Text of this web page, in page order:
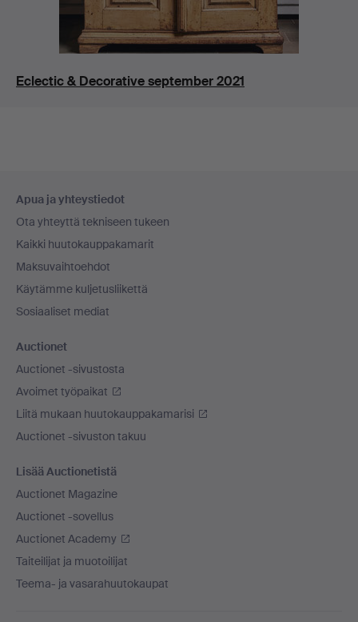
Eclectic & Decorative september 2021
Apua ja yhteystiedot
Ota yhteyttä tekniseen tukeen
Kaikki huutokauppakamarit
Maksuvaihtoehdot
Käytämme kuljetusliikettä
Sosiaaliset mediat
Auctionet
Auctionet -sivustosta
Avoimet työpaikat
Liitä mukaan huutokauppakamarisi
Auctionet -sivuston takuu
Lisää Auctionetistä
Auctionet Magazine
Auctionet -sovellus
Auctionet Academy
Taiteilijat ja muotoilijat
Teema- ja vasarahuutokaupat